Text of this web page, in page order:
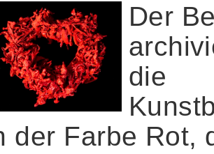
Der
die
der Farbe Rot,